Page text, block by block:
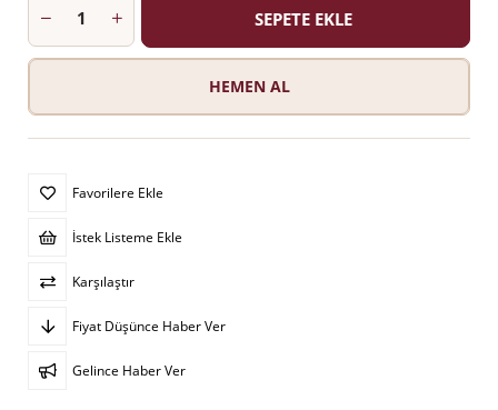
Favorilere Ekle
İstek Listeme Ekle
Karşılaştır
Fiyat Düşünce Haber Ver
Gelince Haber Ver